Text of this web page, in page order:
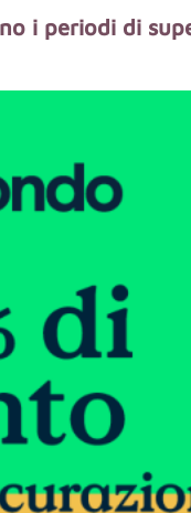
i periodi di